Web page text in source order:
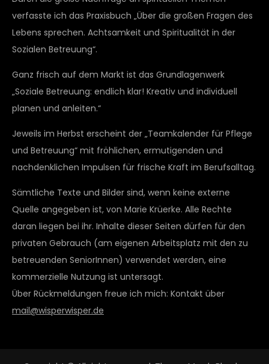
verfasste ich das Praxisbuch „Über die großen Fragen des
Lebens sprechen. Achtsamkeit und Spiritualität in der
Sozialen Betreuung“.
Ganz frisch auf dem Markt ist das Grundlagenwerk
„Soziale Betreuung: endlich klar! Kreativ und individuell
planen und anleiten.“
Jeweils im Herbst erscheint der „Teamkalender für Pflege
und Betreuung“ mit fröhlichen, ermutigenden und
nachdenklichen Impulsen für frische Kraft im Berufsalltag.
Sämtliche Texte und Bilder sind, wenn keine externe
Quelle angegeben ist, von Marie Krüerke. Alle Rechte
daran liegen bei ihr. Inhalte dieser Seiten dürfen für den
privaten Gebrauch (am eigenen Arbeitsplatz mit den zu
betreuenden SeniorInnen) verwendet werden, eine
kommerzielle Nutzung ist untersagt.
Über Rückmeldungen freue ich mich: Kontakt über
mail@wisperwisper.de